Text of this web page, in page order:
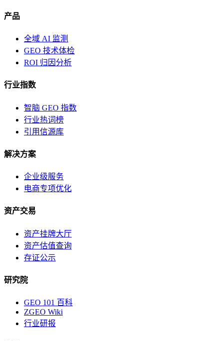
产品
全域 AI 监测
GEO 技术体检
ROI 归因分析
行业指数
智脑 GEO 指数
行业热词榜
引用信源库
解决方案
企业级服务
电商专项优化
资产交易
资产挂牌大厅
资产估值查询
存证公示
研究院
GEO 101 百科
ZGEO Wiki
行业研报